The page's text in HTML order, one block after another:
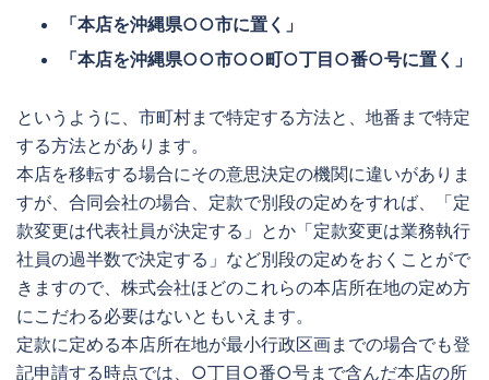
「本店を沖縄県○○市に置く」
「本店を沖縄県○○市○○町○丁目○番○号に置く」
というように、市町村まで特定する方法と、地番まで特定
する方法とがあります。
本店を移転する場合にその意思決定の機関に違いがありま
すが、合同会社の場合、定款で別段の定めをすれば、「定
款変更は代表社員が決定する」とか「定款変更は業務執行
社員の過半数で決定する」など別段の定めをおくことがで
きますので、株式会社ほどのこれらの本店所在地の定め方
にこだわる必要はないともいえます。
定款に定める本店所在地が最小行政区画までの場合でも登
記申請する時点では、○丁目○番○号まで含んだ本店の所